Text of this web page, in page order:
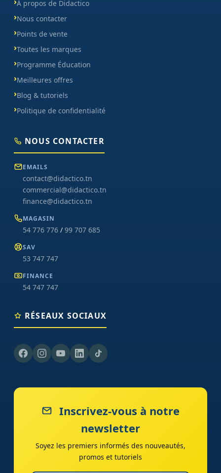
À propos de Didactico
Nous contacter
Points de vente
Toutes les marques
Programme Éducation
Meilleures offres
Blog & tutoriels
Politique de confidentialité
NOUS CONTACTER
EMAILS
contact@didactico.tn
commercial@didactico.tn
finance@didactico.tn
MAGASIN
54 776 776 / 99 707 685
SAV
53 747 747
FINANCE
54 747 747
RÉSEAUX SOCIAUX
Inscrivez-vous à notre
newsletter
Soyez les premiers informés des nouveautés,
promos et tutoriels